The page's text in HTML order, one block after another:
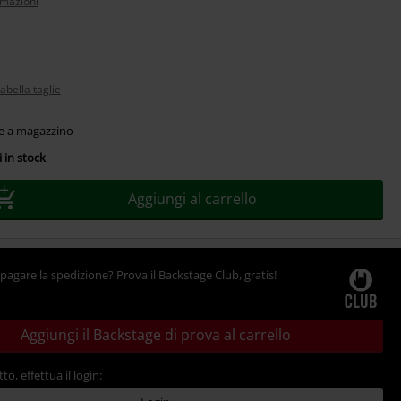
taglie
a magazzino
in stock
Aggiungi al carrello
la spedizione? Prova il Backstage Club, gratis!
Aggiungi il Backstage di prova al carrello
effettua il login: